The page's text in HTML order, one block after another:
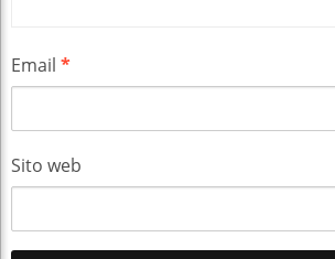
Email *
Sito web